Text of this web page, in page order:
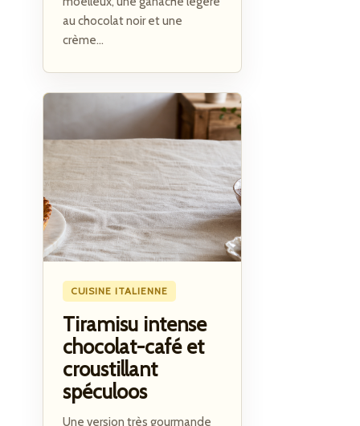
au chocolat noir et une
crème...
CUISINE ITALIENNE
Tiramisu intense
chocolat-café et
croustillant
spéculoos
Une version très gourmande